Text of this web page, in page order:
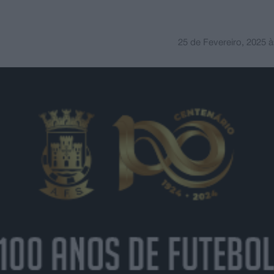
25 de Fevereiro, 2025